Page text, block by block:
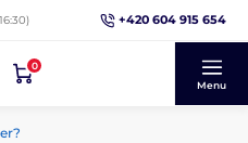
+420 604 915 654
0
Menu